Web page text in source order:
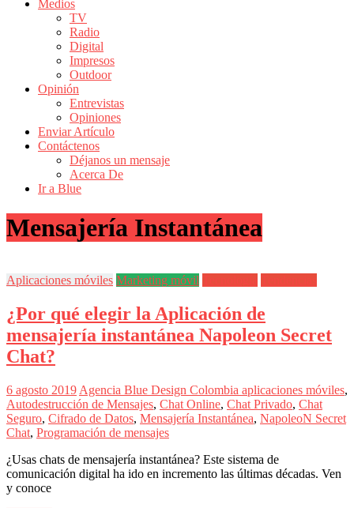
Actualidad
Mercadeo
Colombia
Revistas
Actualidad
Colombia
Revista
iBlue
Marketing
de
Mercadeo
y
Medios
de
la
Agencia
Blue
Design
Colombia
y
sus
filiales
en
América
Medios
TV
Radio
Digital
Impresos
Outdoor
Opinión
Entrevistas
Opiniones
Enviar Artículo
Contáctenos
Déjanos un mensaje
Acerca De
Ir a Blue
Mensajería Instantánea
Aplicaciones móviles Marketing móvil
¿Por qué elegir la Aplicación de
mensajería instantánea Napoleon Secret
Chat?
6 agosto 2019 Agencia Blue Design Colombia aplicaciones móviles,
Autodestrucción de Mensajes, Chat Online, Chat Privado, Chat
Seguro, Cifrado de Datos, Mensajería Instantánea, NapoleoN Secret
Chat, Programación de mensajes
¿Usas chats de mensajería instantánea? Este sistema de
comunicación digital ha ido en incremento las últimas décadas. Ven
y conoce